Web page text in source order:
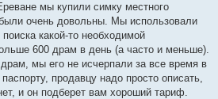
мы купили симку местного
очень довольны. Мы использовали
какой-то необходимой
600 драм в день (а часто и меньше).
мы его не исчерпали за все время в
продавцу надо просто описать,
и он подберет вам хороший тариф.